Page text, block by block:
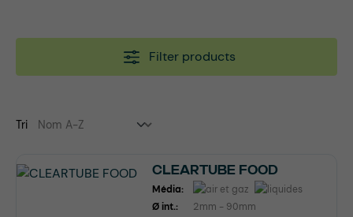
Filter products
Tri
CLEARTUBE FOOD
Média:
Ø int.:
2mm - 90mm